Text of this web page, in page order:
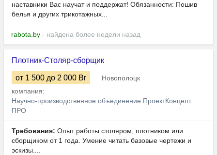
наставники Вас научат и поддержат! Обязанности: Пошив
белья и других трикотажных...
rabota.by - найдена более недели назад
Плотник-Столяр-сборщик
от 1 500 до 2 000 Br
Новополоцк
компания:
Научно-производственное объединение ПроектКонцепт
ПРО
Требования: Опыт работы столяром, плотником или
сборщиком от 1 года. Умение читать базовые чертежи и
эскизы....